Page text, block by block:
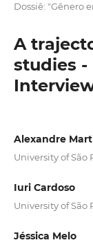
Dossiê: "Gênero
A
studies -
Alexandre
University of São
Iuri Cardoso
University of São
Jéssica Melo